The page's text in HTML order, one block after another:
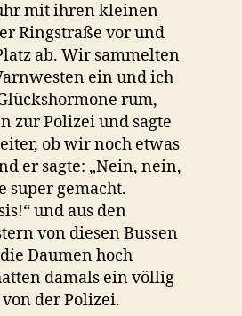
mit ihren kleinen
Ringstraße vor und
ab. Wir sammelten
ein und ich
rum,
zur Polizei und sagte
ob wir noch etwas
er sagte: „Nein, nein,
super gemacht.
und aus den
von diesen Bussen
Daumen hoch
damals ein völlig
der Polizei.